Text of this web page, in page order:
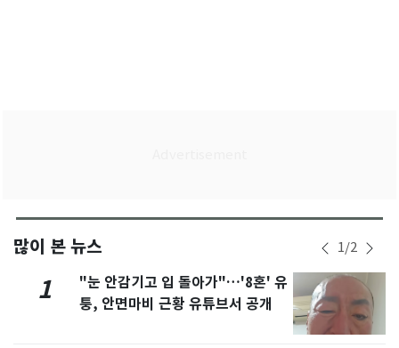
많이 본 뉴스 1/2
1
"눈 안감기고 입 돌아가"…'8혼' 유
퉁, 안면마비 근황 유튜브서 공개